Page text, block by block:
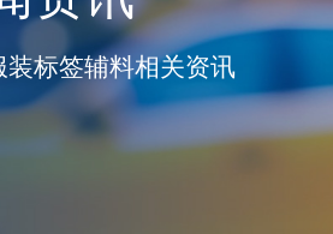
装标签辅料相关资讯